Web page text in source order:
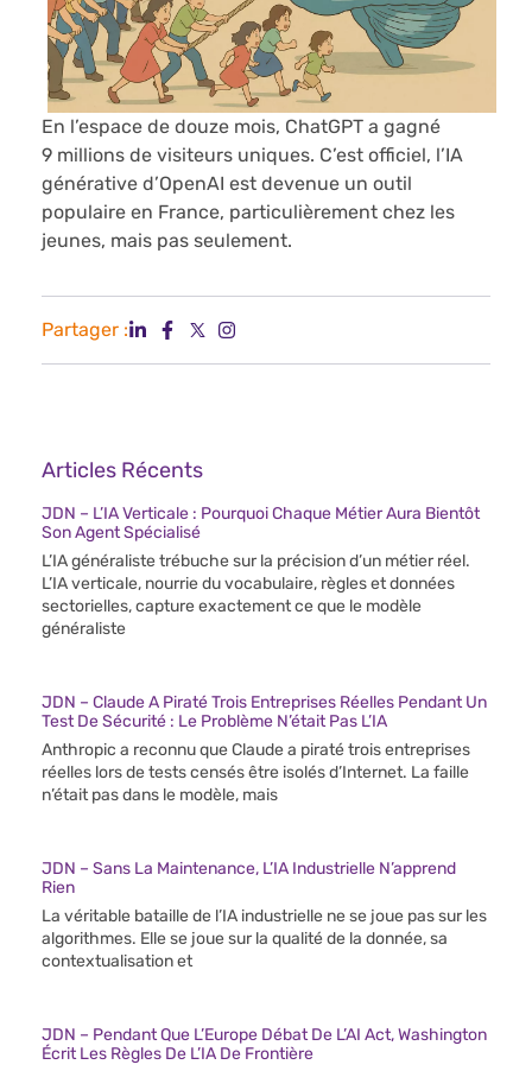
En l’espace de douze mois, ChatGPT a gagné
9 millions de visiteurs uniques. C’est officiel, l’IA
générative d’OpenAI est devenue un outil
populaire en France, particulièrement chez les
jeunes, mais pas seulement.
Partager :
Articles Récents
JDN – L’IA Verticale : Pourquoi Chaque Métier Aura Bientôt
Son Agent Spécialisé
L’IA généraliste trébuche sur la précision d’un métier réel.
L’IA verticale, nourrie du vocabulaire, règles et données
sectorielles, capture exactement ce que le modèle
généraliste
JDN – Claude A Piraté Trois Entreprises Réelles Pendant Un
Test De Sécurité : Le Problème N’était Pas L’IA
Anthropic a reconnu que Claude a piraté trois entreprises
réelles lors de tests censés être isolés d’Internet. La faille
n’était pas dans le modèle, mais
JDN – Sans La Maintenance, L’IA Industrielle N’apprend
Rien
La véritable bataille de l’IA industrielle ne se joue pas sur les
algorithmes. Elle se joue sur la qualité de la donnée, sa
contextualisation et
JDN – Pendant Que L’Europe Débat De L’AI Act, Washington
Écrit Les Règles De L’IA De Frontière